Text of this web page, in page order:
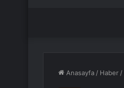
Anasayfa / Haber /